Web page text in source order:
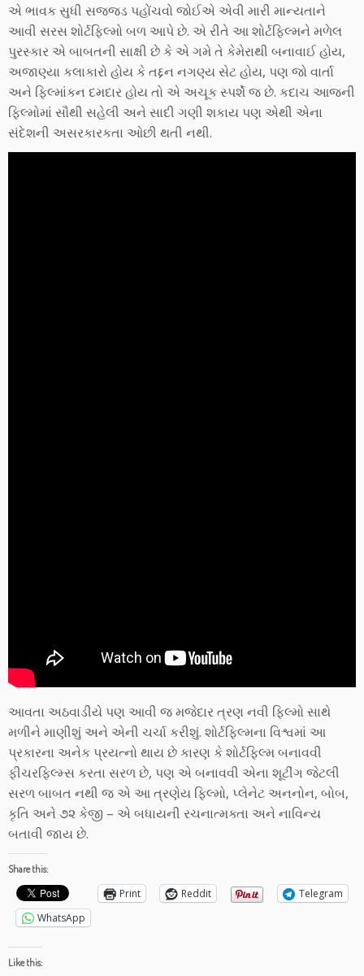
એ ભાવક સુધી સજ્જડ પહોંચવો જોઈએ એવી મારી માન્યતાને
આવી સરસ શોર્ટફિલ્મો બળ આપે છે. એ રીતે આ શોર્ટફિલ્મને મળેલ
પુરસ્કાર એ બાબતની સાક્ષી છે કે એ ગમે તે કેમેરાથી બનાવાઈ હોય,
અજાણ્યા કલાકારો હોય કે તદ્દન નગણ્ય સેટ હોય, પણ જો વાર્તા
અને ફિલ્માંકન દમદાર હોય તો એ અચૂક સ્પર્શે જ છે. કદાચ આજની
ફિલ્મોમાં સૌથી સહેલી અને સાદી ગણી શકાય પણ એથી એના
સંદેશની અસરકારકતા ઓછી થતી નથી.
આવતા અઠવાડીયે પણ આવી જ મજેદાર ત્રણ નવી ફિલ્મો સાથે
મળીને માણીશું અને એની ચર્ચા કરીશું. શોર્ટફિલ્મના વિશ્વમાં આ
પ્રકારના અનેક પ્રયત્નો થાય છે કારણ કે શોર્ટફિલ્મ બનાવવી
ફીચરફિલ્મ્સ કરતા સરળ છે, પણ એ બનાવવી એના શૂટીંગ જેટલી
સરળ બાબત નથી જ એ આ ત્રણેય ફિલ્મો, પ્લેનેટ અનનોન, બોબ,
કૃતિ અને ૭૨ કેજી – એ બધાયની રચનાત્મક્તા અને નાવિન્ય
બતાવી જાય છે.
Share this:
Print Reddit
Telegram
WhatsApp
Like this: